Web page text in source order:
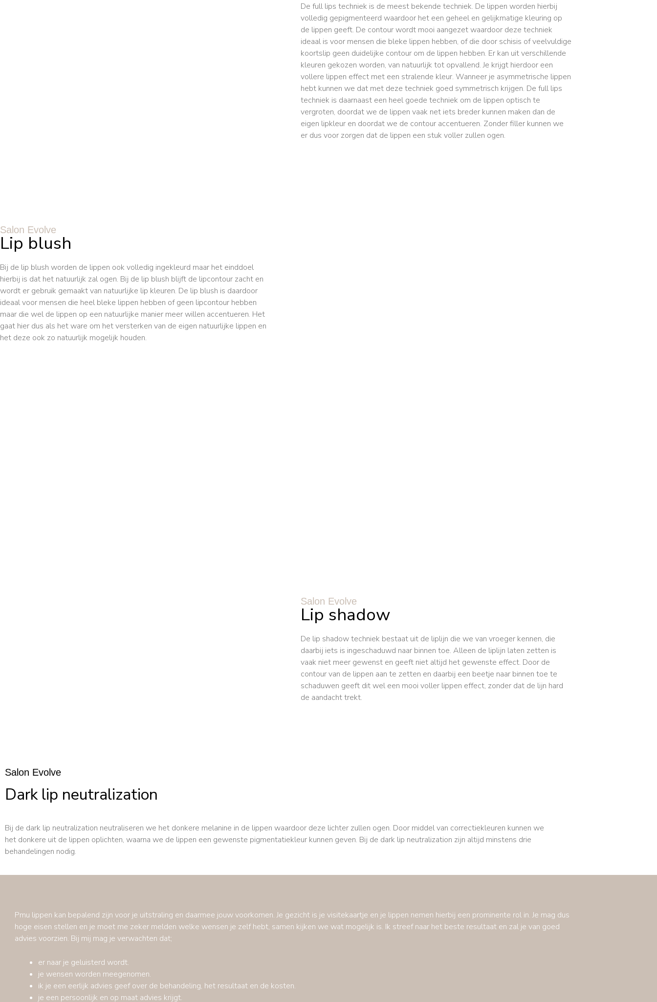
De full lips techniek is de meest bekende techniek. De lippen worden hierbij
volledig gepigmenteerd waardoor het een geheel en gelijkmatige kleuring op
de lippen geeft. De contour wordt mooi aangezet waardoor deze techniek
ideaal is voor mensen die bleke lippen hebben, of die door schisis of veelvuldige
koortslip geen duidelijke contour om de lippen hebben. Er kan uit verschillende
kleuren gekozen worden, van natuurlijk tot opvallend. Je krijgt hierdoor een
vollere lippen effect met een stralende kleur. Wanneer je asymmetrische lippen
hebt kunnen we dat met deze techniek goed symmetrisch krijgen. De full lips
techniek is daarnaast een heel goede techniek om de lippen optisch te
vergroten, doordat we de lippen vaak net iets breder kunnen maken dan de
eigen lipkleur en doordat we de contour accentueren. Zonder filler kunnen we
er dus voor zorgen dat de lippen een stuk voller zullen ogen.
Salon Evolve
Lip blush
Bij de lip blush worden de lippen ook volledig ingekleurd maar het einddoel
hierbij is dat het natuurlijk zal ogen. Bij de lip blush blijft de lipcontour zacht en
wordt er gebruik gemaakt van natuurlijke lip kleuren. De lip blush is daardoor
ideaal voor mensen die heel bleke lippen hebben of geen lipcontour hebben
maar die wel de lippen op een natuurlijke manier meer willen accentueren. Het
gaat hier dus als het ware om het versterken van de eigen natuurlijke lippen en
het deze ook zo natuurlijk mogelijk houden.
Salon Evolve
Lip shadow
De lip shadow techniek bestaat uit de liplijn die we van vroeger kennen, die
daarbij iets is ingeschaduwd naar binnen toe. Alleen de liplijn laten zetten is
vaak niet meer gewenst en geeft niet altijd het gewenste effect. Door de
contour van de lippen aan te zetten en daarbij een beetje naar binnen toe te
schaduwen geeft dit wel een mooi voller lippen effect, zonder dat de lijn hard
de aandacht trekt.
Salon Evolve
Dark lip neutralization
Bij de dark lip neutralization neutraliseren we het donkere melanine in de lippen waardoor deze lichter zullen ogen. Door middel van correctiekleuren kunnen we
het donkere uit de lippen oplichten, waarna we de lippen een gewenste pigmentatiekleur kunnen geven. Bij de dark lip neutralization zijn altijd minstens drie
behandelingen nodig.
Pmu lippen kan bepalend zijn voor je uitstraling en daarmee jouw voorkomen. Je gezicht is je visitekaartje en je lippen nemen hierbij een prominente rol in. Je mag dus
hoge eisen stellen en je moet me zeker melden welke wensen je zelf hebt, samen kijken we wat mogelijk is. Ik streef naar het beste resultaat en zal je van goed
advies voorzien. Bij mij mag je verwachten dat;
er naar je geluisterd wordt.
je wensen worden meegenomen.
ik je een eerlijk advies geef over de behandeling, het resultaat en de kosten.
je een persoonlijk en op maat advies krijgt.